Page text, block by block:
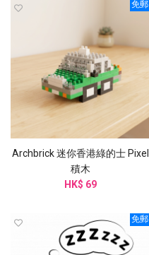
免郵
Archbrick 迷你香港綠的士 Pixel
積木
HK$ 69
免郵